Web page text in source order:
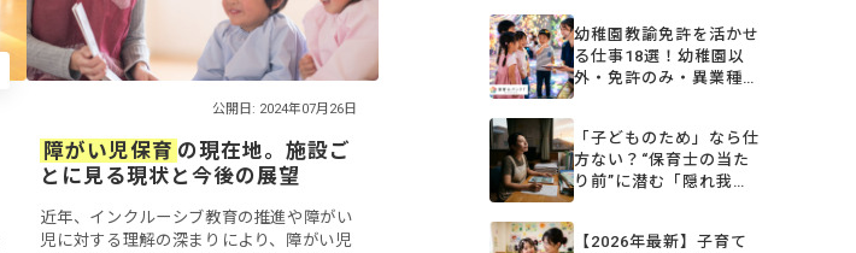
公開日: 2024年07月26日
障がい児保育 の現在地。施設ご
とに見る現状と今後の展望
近年、インクルーシブ教育の推進や障がい
児に対する理解の深まりにより、障がい児
幼稚園教諭免許を活かせ
る仕事18選！幼稚園以
外・免許のみ・異業種の
「子どものため」なら仕
方ない？“保育士の当た
り前”に潜む「隠れ我
【2026年最新】子育て